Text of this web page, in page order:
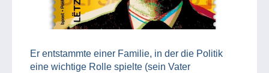
Er entstammte einer Familie, in der die Politik
eine wichtige Rolle spielte (sein Vater